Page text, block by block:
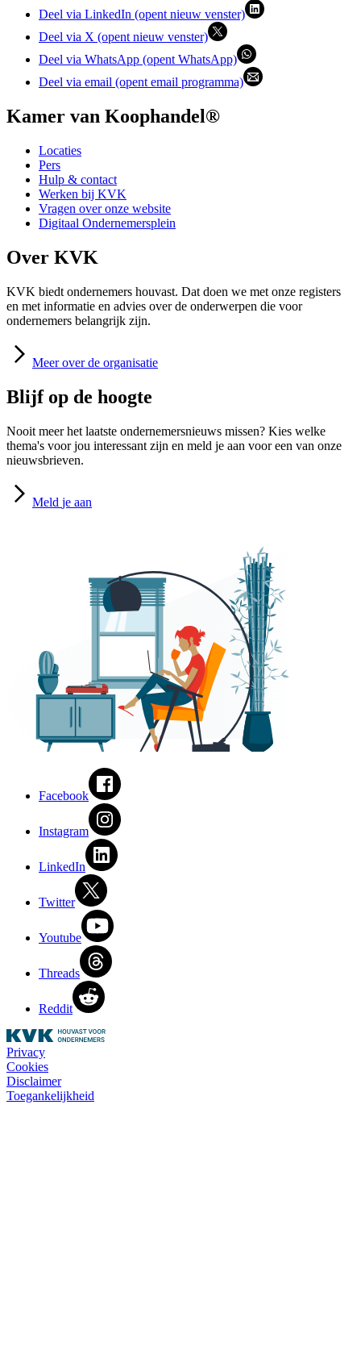
Deel via LinkedIn (opent nieuw venster)
Deel via X (opent nieuw venster)
Deel via WhatsApp (opent WhatsApp)
Deel via email (opent email programma)
Kamer van Koophandel®
Locaties
Pers
Hulp & contact
Werken bij KVK
Vragen over onze website
Digitaal Ondernemersplein
Over KVK
KVK biedt ondernemers houvast. Dat doen we met onze registers
en met informatie en advies over de onderwerpen die voor
ondernemers belangrijk zijn.
Meer over de organisatie
Blijf op de hoogte
Nooit meer het laatste ondernemersnieuws missen? Kies welke
thema's voor jou interessant zijn en meld je aan voor een van onze
nieuwsbrieven.
Meld je aan
Facebook
Instagram
LinkedIn
Twitter
Youtube
Threads
Reddit
Privacy
Cookies
Disclaimer
Toegankelijkheid